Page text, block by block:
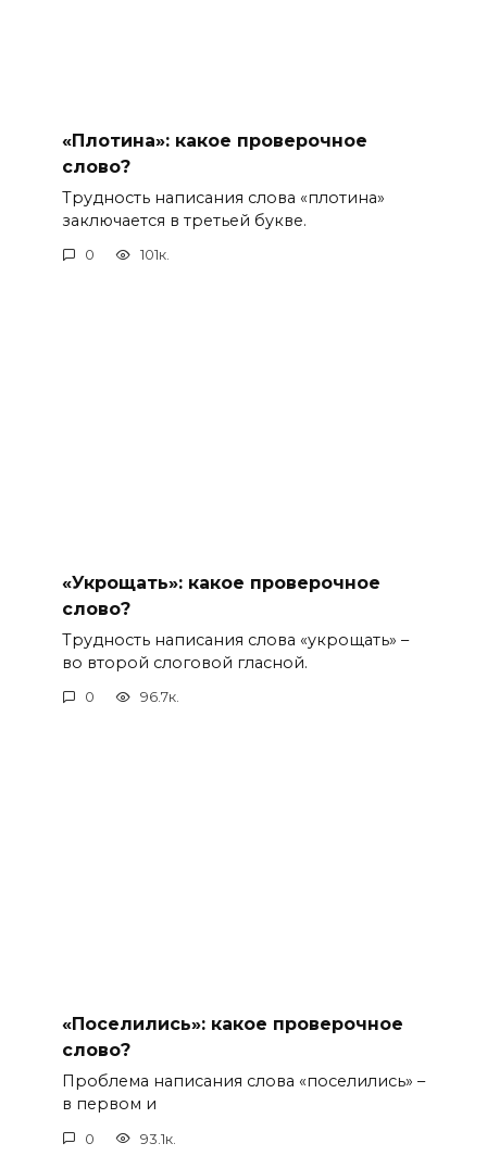
«Плотина»: какое проверочное
слово?
Трудность написания слова «плотина»
заключается в третьей букве.
0 101к.
«Укрощать»: какое проверочное
слово?
Трудность написания слова «укрощать» –
во второй слоговой гласной.
0 96.7к.
«Поселились»: какое проверочное
слово?
Проблема написания слова «поселились» –
в первом и
0 93.1к.